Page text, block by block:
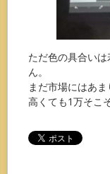
ただ色の具合い
ん。
まだ市場にはあ
高くても1万そこ